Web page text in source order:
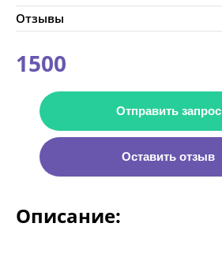
Отзывы
1500
Отправить запрос
Оставить отзыв
Описание: